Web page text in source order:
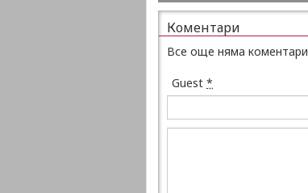
Коментари
Все още няма коментари
Guest *